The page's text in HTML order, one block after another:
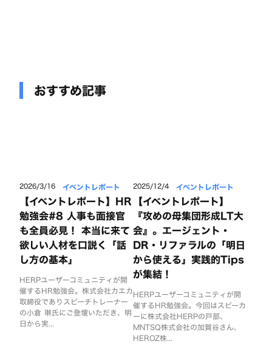
おすすめ記事
2026/3/16 イベントレポート
【イベントレポート】HR
勉強会#8 人事も面接官
も全員必見！ 本当に来て
欲しい人材を口説く「話
し方の基本」
HERPユーザーコミュニティが開
催するHR勉強会。株式会社カエカ
取締役でありスピーチトレーナー
の小倉 琳氏にご登壇いただき、明
日から実...
2025/12/4 イベントレポート
【イベントレポート】
『攻めの母集団形成LT大
会』。エージェント・
DR・リファラルの「明日
から使える」実践的Tips
が集結！
HERPユーザーコミュニティが開
催するHR勉強会。今回はスピーカ
ーに株式会社HERPの戸部、
MNTSQ株式会社の加賀谷さん、
HEROZ株...